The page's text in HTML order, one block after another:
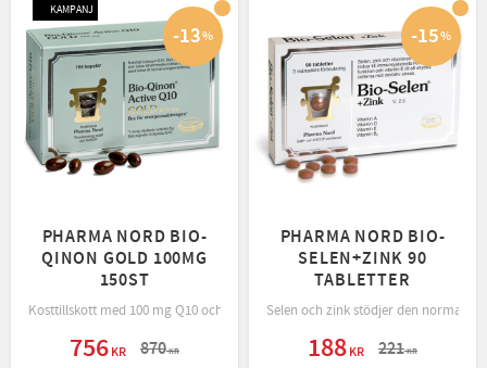
PHARMA NORD BIO-
QINON GOLD 100MG
150ST
Kosttillskott med 100 mg Q10 och vitamin B2 som bidrar till
756KR 870KR
13%
KAMPANJ
PHARMA NORD BIO-
SELEN+ZINK 90
TABLETTER
Selen och zink stödjer den normala
188KR 221KR
15%